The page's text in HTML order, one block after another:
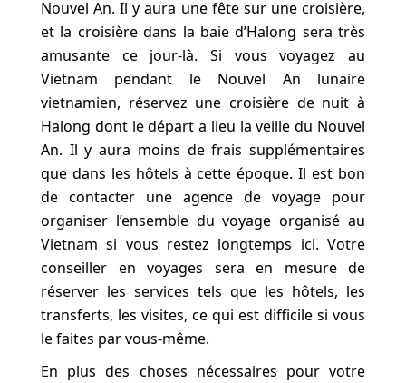
Nouvel An. Il y aura une fête sur une croisière,
et la croisière dans la baie d’Halong sera très
amusante ce jour-là. Si vous voyagez au
Vietnam pendant le Nouvel An lunaire
vietnamien, réservez une croisière de nuit à
Halong dont le départ a lieu la veille du Nouvel
An. Il y aura moins de frais supplémentaires
que dans les hôtels à cette époque. Il est bon
de contacter une agence de voyage pour
organiser l’ensemble du voyage organisé au
Vietnam si vous restez longtemps ici. Votre
conseiller en voyages sera en mesure de
réserver les services tels que les hôtels, les
transferts, les visites, ce qui est difficile si vous
le faites par vous-même.
En plus des choses nécessaires pour votre